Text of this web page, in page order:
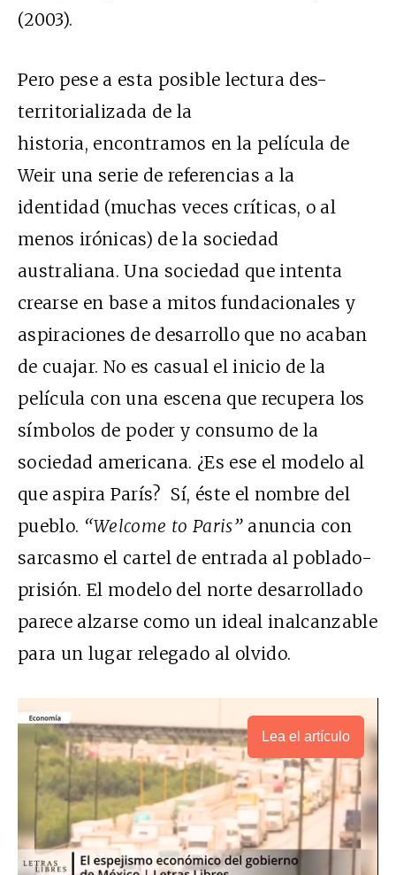
(2003).
Pero pese a esta posible lectura des-
territorializada de la
historia, encontramos en la película de
Weir una serie de referencias a la
identidad (muchas veces críticas, o al
menos irónicas) de la sociedad
australiana. Una sociedad que intenta
crearse en base a mitos fundacionales y
aspiraciones de desarrollo que no acaban
de cuajar. No es casual el inicio de la
película con una escena que recupera los
símbolos de poder y consumo de la
sociedad americana. ¿Es ese el modelo al
que aspira París? Sí, éste el nombre del
pueblo. “Welcome to Paris”anuncia con
sarcasmo el cartel de entrada al poblado-
prisión. El modelo del norte desarrollado
parece alzarse como un ideal inalcanzable
para un lugar relegado al olvido.
Lea el artículo